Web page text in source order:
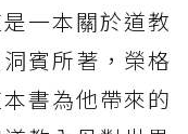
一本關於道教
賓所著，榮格
書為他帶來的